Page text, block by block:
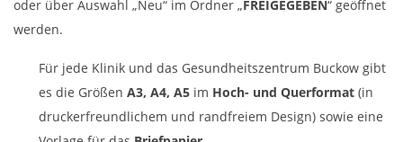
oder über Auswahl „Neu“ im Ordner „FREIGEGEBEN“ geöffnet
werden.
Für jede Klinik und das Gesundheitszentrum Buckow gibt
es die Größen A3, A4, A5 im Hoch- und Querformat (in
druckerfreundlichem und randfreiem Design) sowie eine